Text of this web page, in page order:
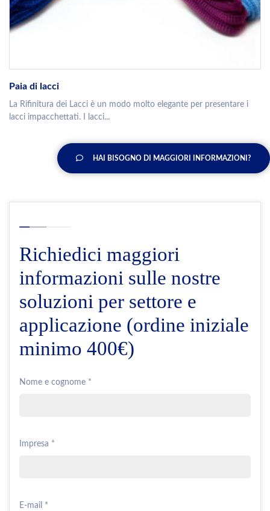
Paia di lacci
La Rifinitura dei Lacci è un modo molto elegante per presentare i
lacci impacchettati. I lacci...
HAI BISOGNO DI MAGGIORI INFORMAZIONI?
Richiedici maggiori
informazioni sulle nostre
soluzioni per settore e
applicazione (ordine iniziale
minimo 400€)
Nome e cognome *
Impresa *
E-mail *